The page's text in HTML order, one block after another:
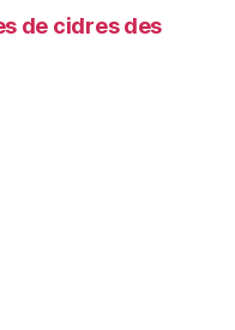
de cidres des